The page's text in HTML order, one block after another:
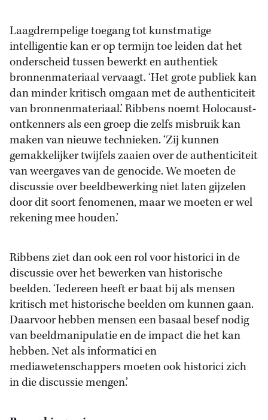
Laagdrempelige toegang tot kunstmatige
intelligentie kan er op termijn toe leiden dat het
onderscheid tussen bewerkt en authentiek
bronnenmateriaal vervaagt. ‘Het grote publiek kan
dan minder kritisch omgaan met de authenticiteit
van bronnenmateriaal.’ Ribbens noemt Holocaust-
ontkenners als een groep die zelfs misbruik kan
maken van nieuwe technieken. ‘Zij kunnen
gemakkelijker twijfels zaaien over de authenticiteit
van weergaves van de genocide. We moeten de
discussie over beeldbewerking niet laten gijzelen
door dit soort fenomenen, maar we moeten er wel
rekening mee houden.’
Ribbens ziet dan ook een rol voor historici in de
discussie over het bewerken van historische
beelden. ‘Iedereen heeft er baat bij als mensen
kritisch met historische beelden om kunnen gaan.
Daarvoor hebben mensen een basaal besef nodig
van beeldmanipulatie en de impact die het kan
hebben. Net als informatici en
mediawetenschappers moeten ook historici zich
in die discussie mengen.’